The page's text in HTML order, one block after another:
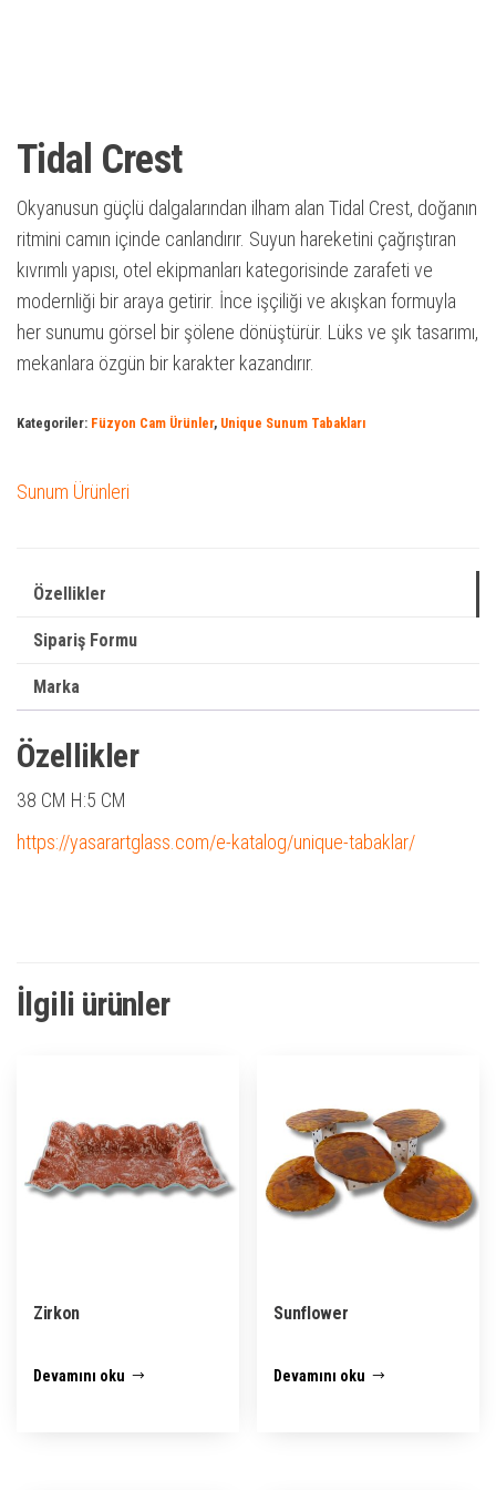
Tidal Crest
Okyanusun güçlü dalgalarından ilham alan Tidal Crest, doğanın
ritmini camın içinde canlandırır. Suyun hareketini çağrıştıran
kıvrımlı yapısı, otel ekipmanları kategorisinde zarafeti ve
modernliği bir araya getirir. İnce işçiliği ve akışkan formuyla
her sunumu görsel bir şölene dönüştürür. Lüks ve şık tasarımı,
mekanlara özgün bir karakter kazandırır.
Kategoriler: Füzyon Cam Ürünler, Unique Sunum Tabakları
Sunum Ürünleri
Özellikler
Sipariş Formu
Marka
Özellikler
38 CM H:5 CM
https://yasarartglass.com/e-katalog/unique-tabaklar/
İlgili ürünler
Zirkon
Devamını oku
Sunflower
Devamını oku